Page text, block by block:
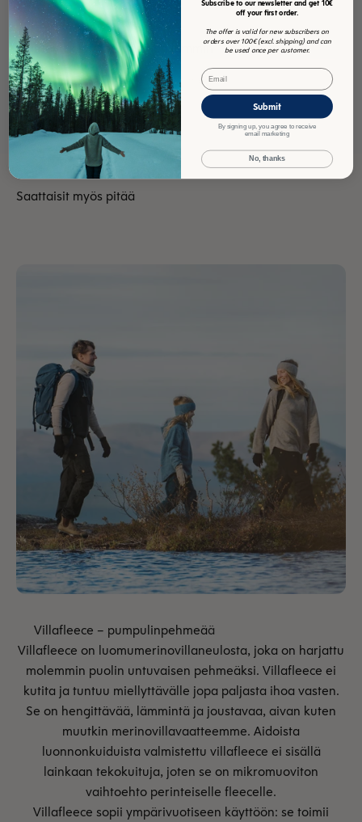
Peitto
Mahtava kevyt pehmoinen lämmin
Arvostelu kerätty toisen toimitajan kautta
Villafleece on luomumerinovillaneulosta, joka on harjattu
molemmin puolin untuvaisen pehmeäksi. Villafleece ei
kutita ja tuntuu miellyttävälle jopa paljasta ihoa vasten.
Se on hengittävää, lämmintä ja joustavaa, aivan kuten
muutkin merinovillavaatteemme. Aidoista
luonnonkuiduista valmistettu villafleece ei sisällä
lainkaan tekokuituja, joten se on mikromuoviton
vaihtoehto perinteiselle fleecelle.
Villafleece sopii ympärivuotiseen käyttöön: se toimii
Subscribe to our newsletter and get 10€
off your first order.
The offer is valid for new subscribers on
orders over 100€ (excl. shipping) and can
be used once per customer.
Email
Submit
By signing up, you agree to receive
email marketing
No, thanks